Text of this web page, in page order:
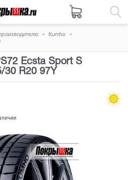
Kumho
Ecsta Sport S
30 R20 97Y